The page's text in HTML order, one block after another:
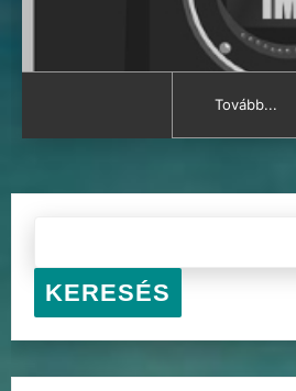
Tovább...
KERESÉS